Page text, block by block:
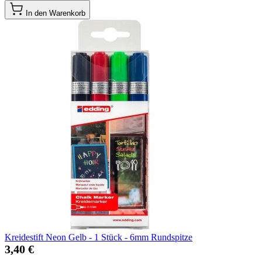
In den Warenkorb
Kreidestift Neon Gelb - 1 Stück - 6mm Rundspitze
3,40 €